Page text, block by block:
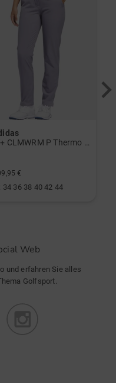
€
34 36 38 40 42 44
Web
und erfahren Sie alles
Golfsport.